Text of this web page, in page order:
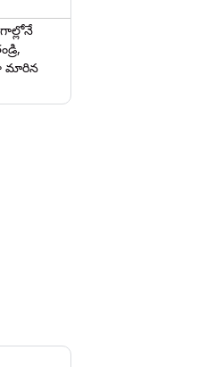
మారిన